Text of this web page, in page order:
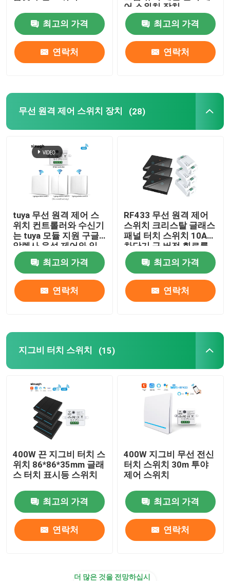
인용문을 요구하세요
홈킷 스마트 스위치
지그비 스마트 스위치
무선 원격 제어 스위치 장치
지그비 터치 스위치
와이파이 현명한 소켓
지그비 현명한 소켓
홈킷 현명한 소켓
무선 방수 초인종
스마트 와이파이 LED 전구
스마트 홈 터치 화면 패널
스마트 소켓 플러그
스마트 보안 잠금
최고의 가격
연락처
어 스위치 장치
최고의 가격
연락처
무선 원격 제어 스위치 장치 (28)
tuya 무선 원격 제어 스
위치 컨트롤러와 수신기
는 tuya 모듈 지원 구글
알렉사 음성 제어와 일
치
최고의 가격
연락처
RF433 무선 원격 제어
스위치 크리스탈 글래스
패널 터치 스위치 10A
차단기 구 버전 회로를
재구성
최고의 가격
연락처
지그비 터치 스위치 (15)
400W 끈 지그비 터치 스
위치 86*86*35mm 글래
스 터치 표시등 스위치
최고의 가격
연락처
400W 지그비 무선 전신
터치 스위치 30m 투야
제어 스위치
최고의 가격
연락처
더 많은 것을 전망하십시